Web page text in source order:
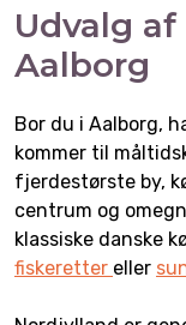
Udvalg
Aalborg
Bor du i Aalborg,
kommer til
fjerdestørste by,
centrum og
klassiske danske
fiskeretter eller